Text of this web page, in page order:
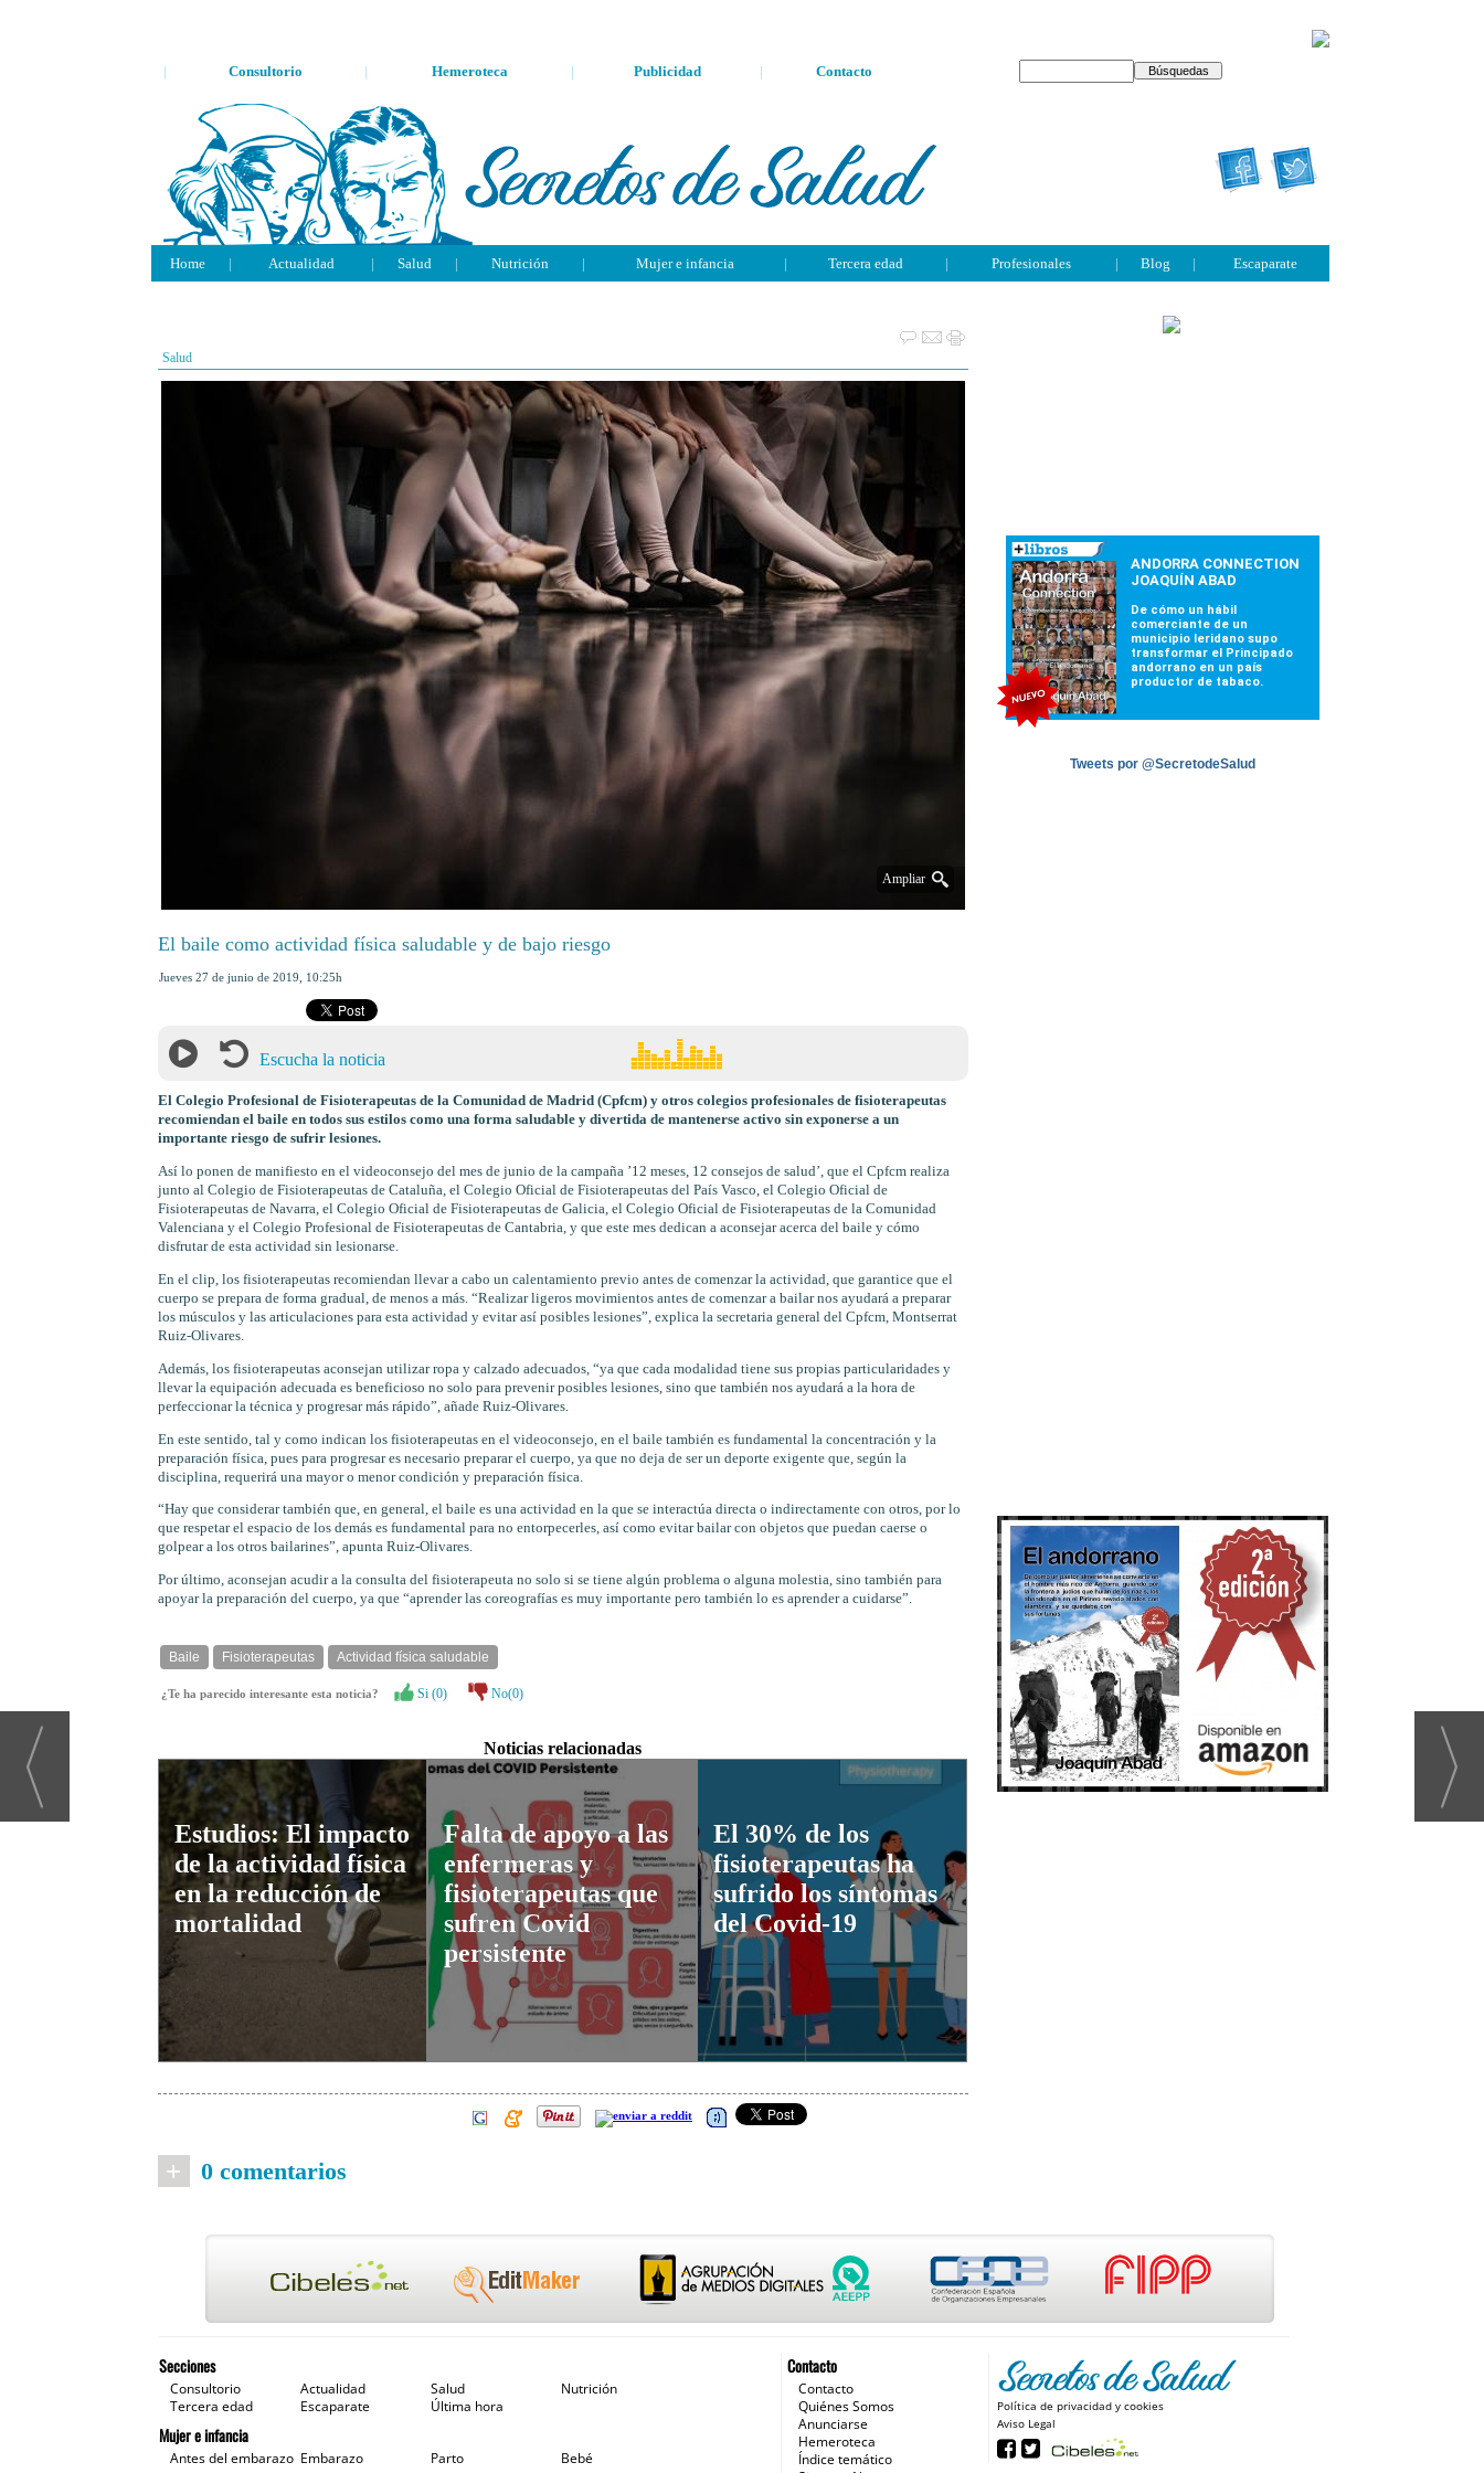
| Consultorio | Hemeroteca | Publicidad | Contacto
Home | Actualidad | Salud | Nutrición | Mujer e infancia | Tercera edad | Profesionales | Blog | Escaparate
Salud
Ampliar
El baile como actividad física saludable y de bajo riesgo
jueves 27 de junio de 2019 10:25h
Escucha la noticia
El Colegio Profesional de Fisioterapeutas de la Comunidad de Madrid (Cpfcm) y otros colegios profesionales de fisioterapeutas
recomiendan el baile en todos sus estilos como una forma saludable y divertida de mantenerse activo sin exponerse a un
importante riesgo de sufrir lesiones.
Así lo ponen de manifiesto en el videoconsejo del mes de junio de la campaña ’12 meses, 12 consejos de salud’, que el Cpfcm realiza
junto al Colegio de Fisioterapeutas de Cataluña, el Colegio Oficial de Fisioterapeutas del País Vasco, el Colegio Oficial de
Fisioterapeutas de Navarra, el Colegio Oficial de Fisioterapeutas de Galicia, el Colegio Oficial de Fisioterapeutas de la Comunidad
Valenciana y el Colegio Profesional de Fisioterapeutas de Cantabria, y que este mes dedican a aconsejar acerca del baile y cómo
disfrutar de esta actividad sin lesionarse.
En el clip, los fisioterapeutas recomiendan llevar a cabo un calentamiento previo antes de comenzar la actividad, que garantice que el
cuerpo se prepara de forma gradual, de menos a más. “Realizar ligeros movimientos antes de comenzar a bailar nos ayudará a preparar
los músculos y las articulaciones para esta actividad y evitar así posibles lesiones”, explica la secretaria general del Cpfcm, Montserrat
Ruiz-Olivares.
Además, los fisioterapeutas aconsejan utilizar ropa y calzado adecuados, “ya que cada modalidad tiene sus propias particularidades y
llevar la equipación adecuada es beneficioso no solo para prevenir posibles lesiones, sino que también nos ayudará a la hora de
perfeccionar la técnica y progresar más rápido”, añade Ruiz-Olivares.
En este sentido, tal y como indican los fisioterapeutas en el videoconsejo, en el baile también es fundamental la concentración y la
preparación física, pues para progresar es necesario preparar el cuerpo, ya que no deja de ser un deporte exigente que, según la
disciplina, requerirá una mayor o menor condición y preparación física.
“Hay que considerar también que, en general, el baile es una actividad en la que se interactúa directa o indirectamente con otros, por lo
que respetar el espacio de los demás es fundamental para no entorpecerles, así como evitar bailar con objetos que puedan caerse o
golpear a los otros bailarines”, apunta Ruiz-Olivares.
Por último, aconsejan acudir a la consulta del fisioterapeuta no solo si se tiene algún problema o alguna molestia, sino también para
apoyar la preparación del cuerpo, ya que “aprender las coreografías es muy importante pero también lo es aprender a cuidarse”.
Baile Fisioterapeutas Actividad física saludable
¿Te ha parecido interesante esta noticia? Si (0) No(0)
Noticias relacionadas
Estudios: El impacto
de la actividad física
en la reducción de
mortalidad
Falta de apoyo a las
enfermeras y
fisioterapeutas que
sufren Covid
persistente
El 30% de los
fisioterapeutas ha
sufrido los síntomas
del Covid-19
+ 0 comentarios
Tweets por @SecretodeSalud
Contacto
Contacto
Quiénes Somos
Anunciarse
Hemeroteca
Índice temático
Política de privacidad y cookies
Aviso Legal
Secciones
Consultorio Actualidad Salud
Nutrición
Tercera edad
Escaparate Última hora
Mujer e infancia
Antes del embarazo Embarazo Parto Bebé